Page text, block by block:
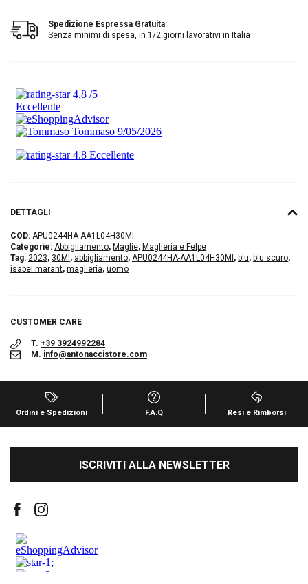
Spedizione Espressa Gratuita
Senza minimi di spesa, in 1/2 giorni lavorativi in Italia
DETTAGLI
COD: APU0244HA-AA1L04H30MI
Categorie: Abbigliamento, Maglie, Maglieria e Felpe
Tag: 2023, 30MI , abbigliamento, APU0244HA-AA1L04H30MI , blu, blu scuro,
isabel marant, maglieria, uomo
CUSTOMER CARE
T. +39 3924992284
M. info@antonaccistore.com
Ordini e Spedizioni F.A.Q Resi e Rimborsi
ISCRIVITI ALLA NEWSLETTER